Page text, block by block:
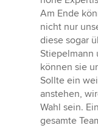
Am Ende
nicht nur
diese sogar
Stiepelmann
können sie
Sollte ein
anstehen,
Wahl sein.
gesamte